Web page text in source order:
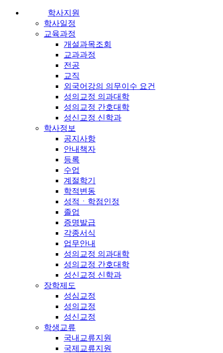
학사지원
학사일정
교육과정
개설과목조회
교과과정
전공
교직
외국어강의 의무이수 요건
성의교정 의과대학
성의교정 간호대학
성신교정 신학과
학사정보
공지사항
안내책자
등록
수업
계절학기
학적변동
성적ㆍ학점인정
졸업
증명발급
각종서식
업무안내
성의교정 의과대학
성의교정 간호대학
성신교정 신학과
장학제도
성심교정
성의교정
성신교정
학생교류
국내교류지원
국제교류지원